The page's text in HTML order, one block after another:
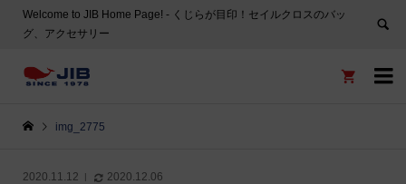
Welcome to JIB Home Page! ‐ くじらが目印！セイルクロスのバッ
グ、アクセサリー


img_2775
2020.11.12 2020.12.06